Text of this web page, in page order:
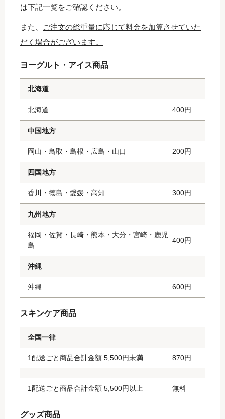
は下記一覧をご確認ください。
また、
ご注文の総重量に応じて料金を加算させていた
だく場合がございます。
ヨーグルト・アイス商品
北海道
北海道 400円
中国地方
岡山・鳥取・島根・広島・山口 200円
四国地方
香川・徳島・愛媛・高知 300円
九州地方
福岡・佐賀・長崎・熊本・大分・宮崎・鹿児
島
400円
沖縄
沖縄 600円
スキンケア商品
全国一律
1配送ごと商品合計金額 5,500円未満 870円
1配送ごと商品合計金額 5,500円以上 無料
グッズ商品